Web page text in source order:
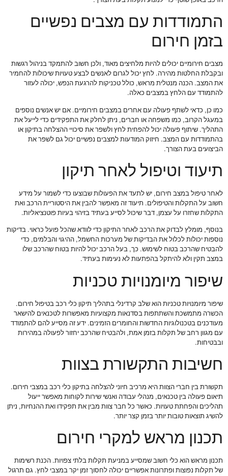
התמודדות עם מצבים נפשיים
בזמן חירום
מצבים חירומיים יכולים להיות מלחיצים מאוד, ולכן חשוב להתמקד בניהול רגשות
ובקבלת החלטות מהירה. לחץ יכול לגרום לאנשים לבצע טעויות שיכולות להחמיר
את המצב. הכנה מנטלית מראש, כולל טכניקות להרגעת הנפש, יכולה לעזור
להתמודד עם הלחץ במצבים כאלה.
כמו כן, כדאי לשתף פעולה עם אחרים במצבים חירומיים. אם יש אנשים נוספים
במעגל הקרוב, כמו משפחה או חברים, ניתן לחלק את התפקידים כדי לייעל את
התהליך. שיתוף פעולה יכול להפחית לחץ ולשפר את סיכויי ההצלחה בתיקון או
בהתמודדות עם המצב. חיזוק המודעות למצבים נפשיים יכול גם לשפר את
הביצועים בעת הצורך.
תיעוד וטיפול לאחר תיקון
לאחר טיפול במצב חירום, יש לתעד את הפעולות שבוצעו כדי לשמור על מידע
חשוב על התקלות והטיפולים. תיעוד זה מאפשר להבין את היסטוריית הרכב ואת
התקלות שחזרו על עצמן, דבר שיכול לסייע בעתיד בזיהוי בעיות פוטנציאליות.
בנוסף, מומלץ לבדוק את הרכב לאחר התיקון כדי לוודא שהכל פועל כראוי. בדיקות
נוספות יכולות לכלול את הבדיקות של מערכות החשמל, ההיגוי והבלמים, כדי
להבטיח שהרכב בטוח לשימוש. כך, בעל הרכב יכול להיות בטוח שהרכב שלו
במצב תקין ולא להיתקל בהפתעות לא נעימות בעתיד.
שיפור מיומנויות טכניות
שיפור מיומנויות טכניות הוא שלב קרדינלי בתהליך תיקון כלי רכב בטיפול חירום.
הכשרה מתמשכת והשתתפות בסדנאות מקצועיות מאפשרות לטכנאים להישאר
מעודכנים בטכנולוגיות החדשות והחומרים הזמינים. ידע זה מסייע להם להתמודד
עם מגוון רחב של תקלות בזמן אמת, ולהבטיח שהרכב יחזור לפעולה במהירות
ובבטיחות.
חשיבות התקשורת בצוות
תקשורת בין חברי הצוות היא מרכיב חיוני להצלחה בתיקון כלי רכב במצבי חירום.
תיאום פעולה בין טכנאים, מנהלי עבודה ואנשי שירות לקוחות מאפשר ייעול
תהליכים והפחתת טעויות. כאשר כל חבר צוות מבין את תפקידו ואת ההנחיות, ניתן
להשיג תוצאות טובות יותר בזמן קצר יותר.
תכנון מראש למקרי חירום
תכנון מראש הוא כלי חשוב שמסייע במניעת תקלות בלתי צפויות. הכנת רשימות
של תקלות נפוצות ופתרונות אפשריים יכולה לחסוך זמן יקר במצבי לחץ. גם תרגול